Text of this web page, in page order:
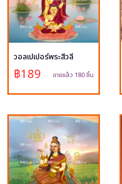
วอลเปเปอร์พระสีวลี
฿189 ขายแล้ว 180 ชิ้น